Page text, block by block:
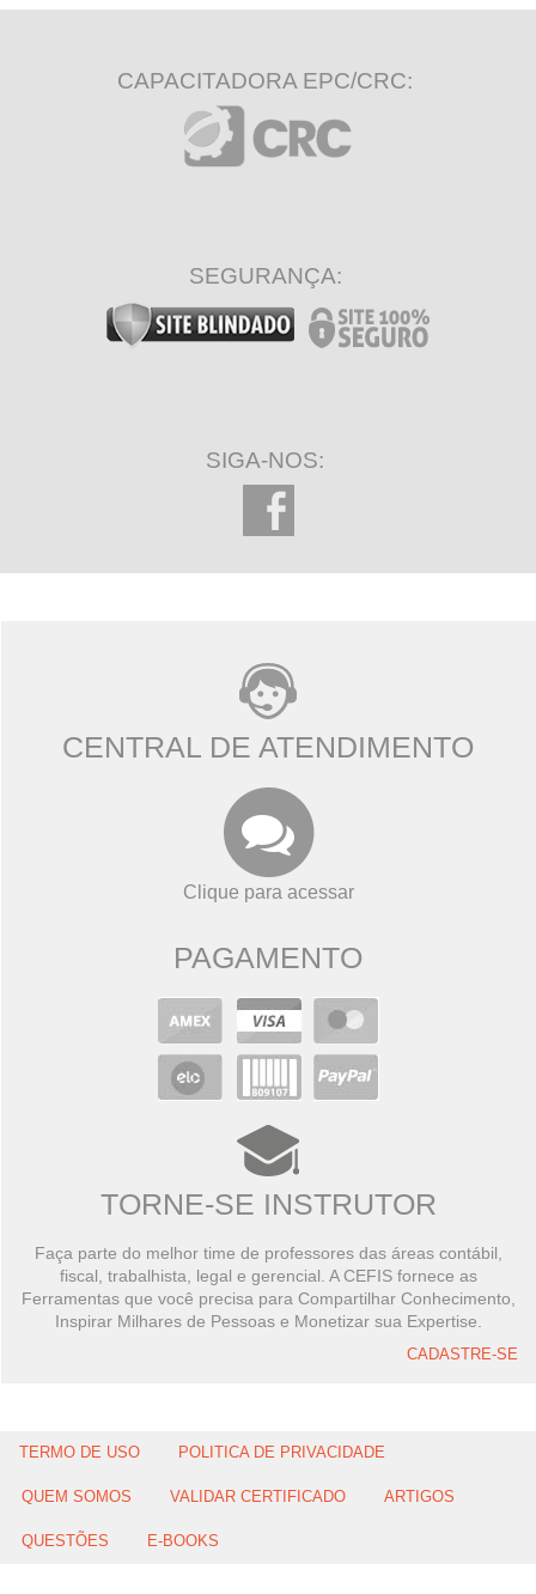
CAPACITADORA EPC/CRC:
SEGURANÇA:
SIGA-NOS:
CENTRAL DE ATENDIMENTO
Clique para acessar
PAGAMENTO
TORNE-SE INSTRUTOR
Faça parte do melhor time de professores das áreas contábil,
fiscal, trabalhista, legal e gerencial. A CEFIS fornece as
Ferramentas que você precisa para Compartilhar Conhecimento,
Inspirar Milhares de Pessoas e Monetizar sua Expertise.
CADASTRE-SE
TERMO DE USO POLITICA DE PRIVACIDADE
QUEM SOMOS VALIDAR CERTIFICADO ARTIGOS
QUESTÕES E-BOOKS